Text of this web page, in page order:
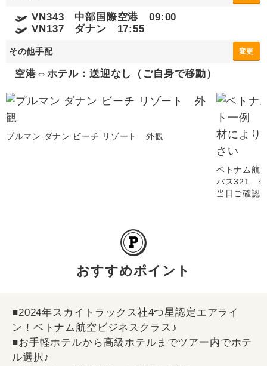
VN343 中部国際空港 09:00
VN137 ダナン 17:55
その他手配 変更
空港⇔ホテル：送迎なし（ご自身で移動）
プルマン ダナン ビーチ リゾート 外観
ベトナム
バス321 ※
当日ご確認
おすすめポイント
■2024年スカイトラックス社4つ星認定エアライ
ン！ベトナム航空ビジネスクラス♪
■お手軽ホテルから高級ホテルまでツアー内でホテ
ル選択♪